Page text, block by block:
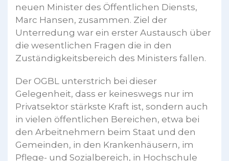
neuen Minister des Öffentlichen Diensts,
Marc Hansen, zusammen. Ziel der
Unterredung war ein erster Austausch über
die wesentlichen Fragen die in den
Zuständigkeitsbereich des Ministers fallen.
Der OGBL unterstrich bei dieser
Gelegenheit, dass er keineswegs nur im
Privatsektor stärkste Kraft ist, sondern auch
in vielen öffentlichen Bereichen, etwa bei
den Arbeitnehmern beim Staat und den
Gemeinden, in den Krankenhäusern, im
Pflege- und Sozialbereich, in Hochschule